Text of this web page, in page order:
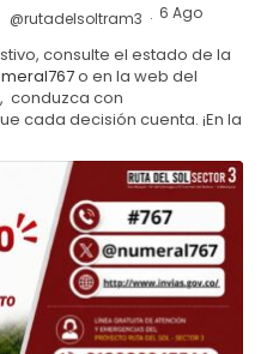
@rutadelsoltram3 · 6 Ago
consulte el estado de la
o en la web del
conduzca con
cada decisión cuenta. ¡En la